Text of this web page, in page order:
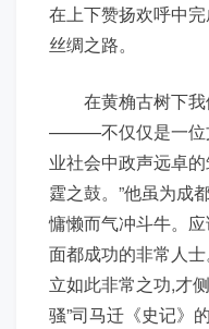
在上下赞扬欢呼中
丝绸之路。
在黄桷古树下我
———不仅仅是一位
业社会中政声远卓
霆之鼓。”他虽为成
慵懒而气冲斗牛。
面都成功的非常人
立如此非常之功,才
骚”司马迁《史记》